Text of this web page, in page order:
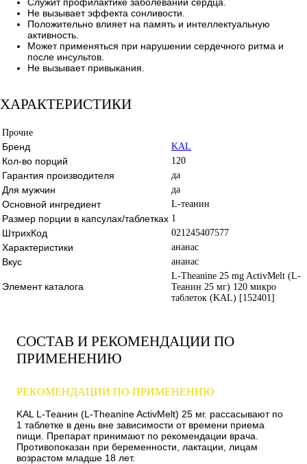
Не вызывает эффекта сонливости.
Положительно влияет на память и интеллектуальную
активность.
Может применяться при нарушении сердечного ритма и
после инсультов.
Не вызывает привыкания.
ХАРАКТЕРИСТИКИ
Прочие
Бренд KAL
Кол-во порций 120
Гарантия производителя да
Для мужчин да
Основной ингредиент L-теанин
Размер порции в капсулах/таблетках 1
ШтрихКод 021245407577
Характеристики ананас
Вкус ананас
Элемент каталога
L-Theanine 25 mg ActivMelt (L-
Теанин 25 мг) 120 микро
таблеток (KAL) [152401]
СОСТАВ И РЕКОМЕНДАЦИИ ПО
ПРИМЕНЕНИЮ
РЕКОМЕНДАЦИИ ПО ПРИМЕНЕНИЮ
KAL L-Теанин (L-Theanine ActivMelt) 25 мг. рассасывают по
1 таблетке в день вне зависимости от времени приема
пищи. Препарат принимают по рекомендации врача.
Противопоказан при беременности, лактации, лицам
возрастом младше 18 лет.